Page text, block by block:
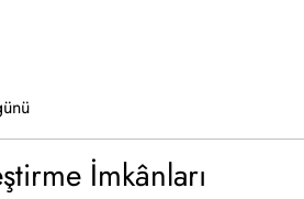
İmkânları